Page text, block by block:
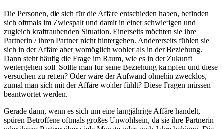
Die Personen, die sich für die Affäre entschieden haben, befinden
sich oftmals im Zwiespalt und damit in einer schwierigen und
zugleich kraftraubenden Situation. Einerseits möchten sie ihre
Partnerin / ihren Partner nicht hintergehen. Andererseits fühlen sie
sich in der Affäre aber womöglich wohler als in der Beziehung.
Dann steht häufig die Frage im Raum, wie es in der Zukunft
weitergehen soll: Sollte man für seine Beziehung kämpfen und diese
versuchen zu retten? Oder wäre der Aufwand ohnehin zwecklos,
zumal man sich mit der Affäre wohler fühlt? Diese Fragen müssen
beantwortet werden.
Gerade dann, wenn es sich um eine langjährige Affäre handelt,
spüren Betroffene oftmals großes Unwohlsein, da sie ihre Partnerin